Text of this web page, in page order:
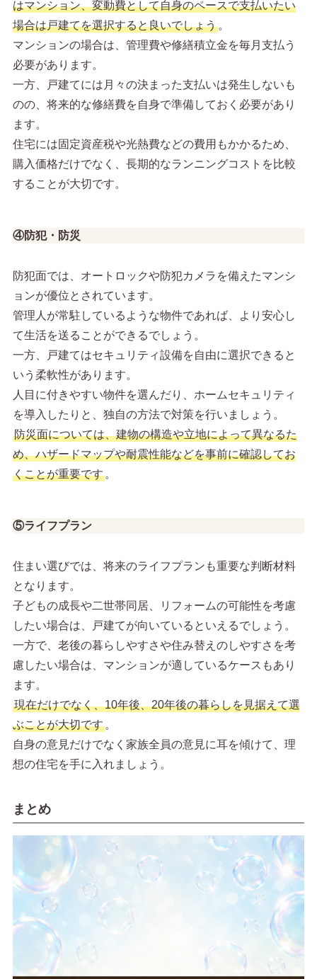
はマンション、変動費として自身のペースで支払いたい
場合は戸建てを選択すると良いでしょう。
マンションの場合は、管理費や修繕積立金を毎月支払う
必要があります。
一方、戸建てには月々の決まった支払いは発生しないも
のの、将来的な修繕費を自身で準備しておく必要があり
ます。
住宅には固定資産税や光熱費などの費用もかかるため、
購入価格だけでなく、長期的なランニングコストを比較
することが大切です。
④防犯・防災
防犯面では、オートロックや防犯カメラを備えたマンシ
ョンが優位とされています。
管理人が常駐しているような物件であれば、より安心し
て生活を送ることができるでしょう。
一方、戸建てはセキュリティ設備を自由に選択できると
いう柔軟性があります。
人目に付きやすい物件を選んだり、ホームセキュリティ
を導入したりと、独自の方法で対策を行いましょう。
防災面については、建物の構造や立地によって異なるた
め、ハザードマップや耐震性能などを事前に確認してお
くことが重要です。
⑤ライフプラン
住まい選びでは、将来のライフプランも重要な判断材料
となります。
子どもの成長や二世帯同居、リフォームの可能性を考慮
したい場合は、戸建てが向いているといえるでしょう。
一方で、老後の暮らしやすさや住み替えのしやすさを考
慮したい場合は、マンションが適しているケースもあり
ます。
現在だけでなく、10年後、20年後の暮らしを見据えて選
ぶことが大切です。
自身の意見だけでなく家族全員の意見に耳を傾けて、理
想の住宅を手に入れましょう。
まとめ